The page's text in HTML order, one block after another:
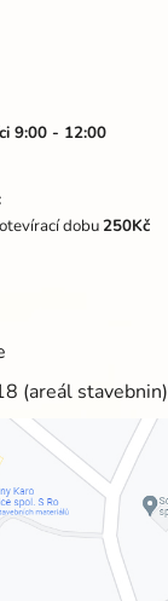
9:00 - 12:00
dobu250Kč
(areál stavebnin)